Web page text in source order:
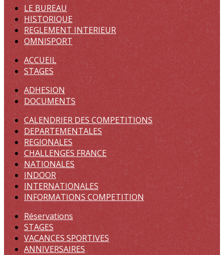
LE BUREAU
HISTORIQUE
REGLEMENT INTERIEUR
OMNISPORT
ACCUEIL
STAGES
ADHESION
DOCUMENTS
CALENDRIER DES COMPETITIONS
DEPARTEMENTALES
REGIONALES
CHALLENGES FRANCE
NATIONALES
INDOOR
INTERNATIONALES
INFORMATIONS COMPETITION
Réservations
STAGES
VACANCES SPORTIVES
ANNIVERSAIRES